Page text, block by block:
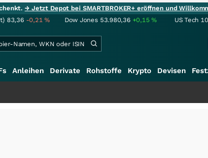
→ Jetzt Depot bei SMARTBROKER+ eröffnen und
83,36 -0,21% Dow Jones 53.980,36 +0,15% US Tech
Anleihen Derivate Rohstoffe Krypto Devisen